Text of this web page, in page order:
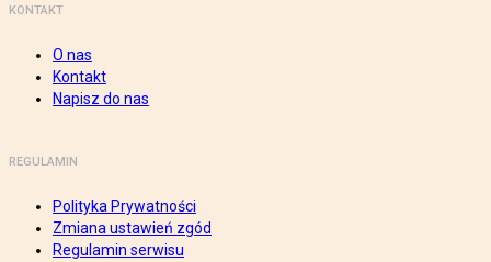
KONTAKT
O nas
Kontakt
Napisz do nas
REGULAMIN
Polityka Prywatności
Zmiana ustawień zgód
Regulamin serwisu